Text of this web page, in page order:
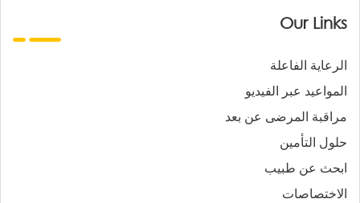
Our Links
الرعاية الفاعلة
المواعيد عبر الفيديو
مراقبة المرضى عن بعد
حلول التأمين
ابحث عن طبيب
الاختصاصات